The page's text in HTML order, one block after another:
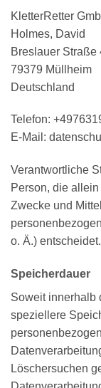
KletterRetter
Holmes, David
Breslauer Straße
79379 Müllheim
Deutschland
Telefon:
E-Mail:
Verantwortliche
Person, die
Zwecke und
o. Ä.) entscheidet.
Speicherdauer
Soweit innerhalb
speziellere
Löschersuchen